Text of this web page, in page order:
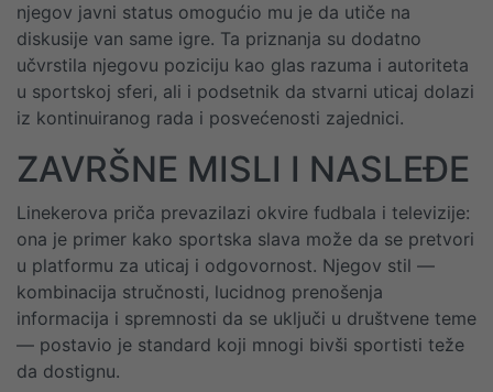
njegov javni status omogućio mu je da utiče na
diskusije van same igre. Ta priznanja su dodatno
učvrstila njegovu poziciju kao glas razuma i autoriteta
u sportskoj sferi, ali i podsetnik da stvarni uticaj dolazi
iz kontinuiranog rada i posvećenosti zajednici.
ZAVRŠNE MISLI I NASLEĐE
Linekerova priča prevazilazi okvire fudbala i televizije:
ona je primer kako sportska slava može da se pretvori
u platformu za uticaj i odgovornost. Njegov stil —
kombinacija stručnosti, lucidnog prenošenja
informacija i spremnosti da se uključi u društvene teme
— postavio je standard koji mnogi bivši sportisti teže
da dostignu.